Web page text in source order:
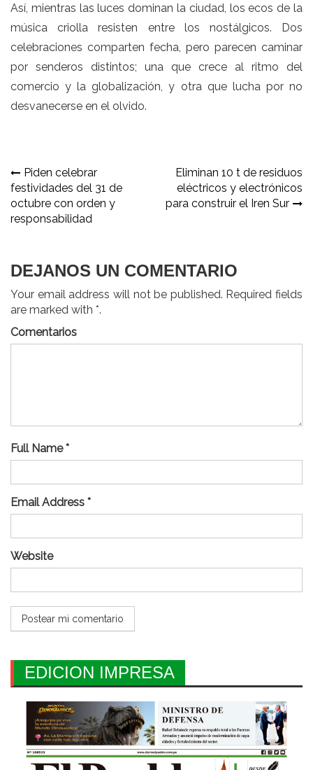
Así, mientras las luces dominan la ciudad, los ecos de la
música criolla resisten entre los nostálgicos. Dos
celebraciones comparten fecha, pero parecen caminar
por senderos distintos; una que crece al ritmo del
comercio y la globalización, y otra que lucha por no
desvanecerse en el olvido.
Navegación
de
entradas
Piden celebrar
festividades del 31 de
octubre con orden y
responsabilidad
Eliminan 10 t de residuos
eléctricos y electrónicos
para construir el Iren Sur
DEJANOS UN COMENTARIO
Your email address will not be published. Required fields
are marked with *.
Comentarios
Full Name *
Email Address *
Website
EDICION IMPRESA